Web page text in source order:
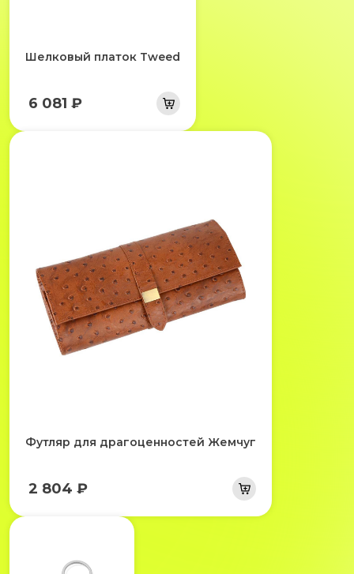
Шелковый платок Tweed
6 081 ₽
Футляр для драгоценностей Жемчуг
2 804 ₽